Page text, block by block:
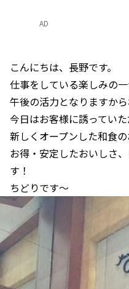
AD
こんにちは、長野です。
仕事をしている楽しみの一
午後の活力となりますから
今日はお客様に誘ってい
新しくオープンした和食
お得・安定したおいしさ
す！
ちどりです～